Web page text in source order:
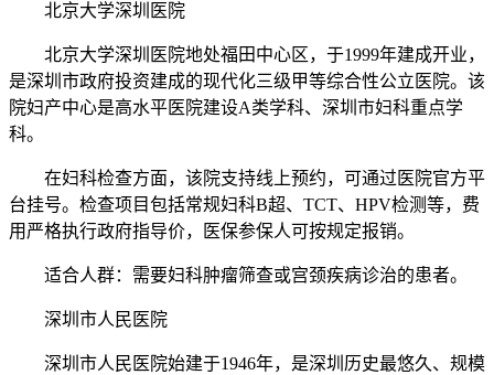
北京大学深圳医院
北京大学深圳医院地处福田中心区，于1999年建成开业，
是深圳市政府投资建成的现代化三级甲等综合性公立医院。该
院妇产中心是高水平医院建设A类学科、深圳市妇科重点学
科。
在妇科检查方面，该院支持线上预约，可通过医院官方平
台挂号。检查项目包括常规妇科B超、TCT、HPV检测等，费
用严格执行政府指导价，医保参保人可按规定报销。
适合人群：需要妇科肿瘤筛查或宫颈疾病诊治的患者。
深圳市人民医院
深圳市人民医院始建于1946年，是深圳历史最悠久、规模